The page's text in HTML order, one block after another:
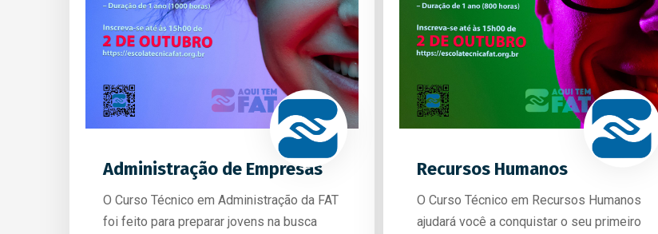
Administração de Empresas
O Curso Técnico em Administração da FAT
foi feito para preparar jovens na busca
Recursos Humanos
O Curso Técnico em Recursos Humanos
ajudará você a conquistar o seu primeiro